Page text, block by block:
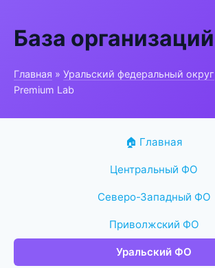
База организаций
Главная » Уральский федеральный округ
Premium Lab
🏠 Главная
Центральный ФО
Северо-Западный ФО
Приволжский ФО
Уральский ФО